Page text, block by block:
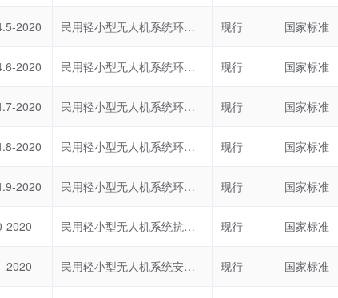
2020 民用轻小型无人机系统环境试验方法 第5部分：冲击试验 现行 国家标准
2020 民用轻小型无人机系统环境试验方法 第6部分：振动试验 现行 国家标准
2020 民用轻小型无人机系统环境试验方法 第7部分：湿热试验 现行 国家标准
2020 民用轻小型无人机系统环境试验方法 第8部分：盐雾试验 现行 国家标准
2020 民用轻小型无人机系统环境试验方法 第9部分：防水性试验 现行 国家标准
2020 民用轻小型无人机系统抗风性要求及试验方法 现行 国家标准
2020 民用轻小型无人机系统安全性通用要求 现行 国家标准